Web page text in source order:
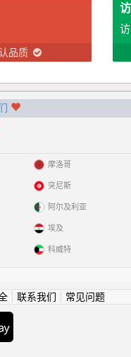
品质
摩洛哥
突尼斯
阿尔及利亚
埃及
科威特
联系我们 常见问题